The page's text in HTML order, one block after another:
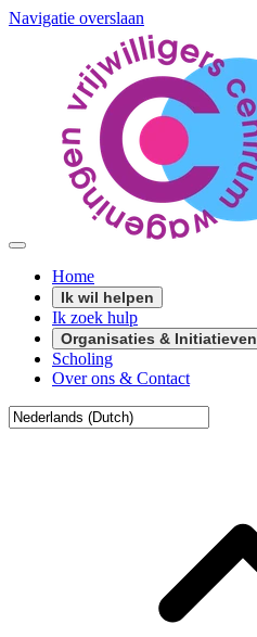
Navigatie overslaan
Home
Ik wil helpen
Ik zoek hulp
Organisaties & Initiatieven
Scholing
Over ons & Contact